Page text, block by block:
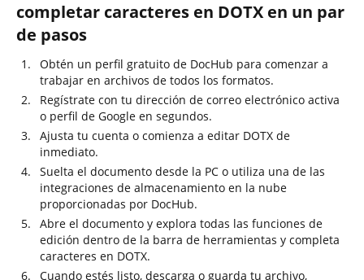
completar caracteres en DOTX en un par
de pasos
Obtén un perfil gratuito de DocHub para comenzar a
trabajar en archivos de todos los formatos.
Regístrate con tu dirección de correo electrónico activa
o perfil de Google en segundos.
Ajusta tu cuenta o comienza a editar DOTX de
inmediato.
Suelta el documento desde la PC o utiliza una de las
integraciones de almacenamiento en la nube
proporcionadas por DocHub.
Abre el documento y explora todas las funciones de
edición dentro de la barra de herramientas y completa
caracteres en DOTX.
Cuando estés listo, descarga o guarda tu archivo,